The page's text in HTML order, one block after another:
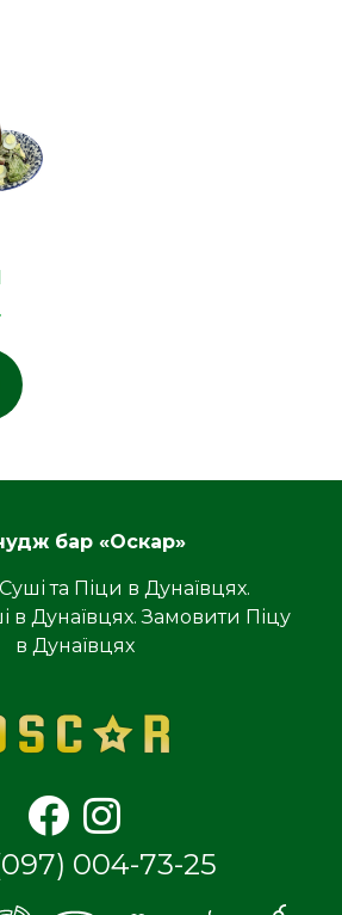
бар «Оскар»
та Піци в Дунаївцях.
в Дунаївцях. Замовити Піцу
в Дунаївцях
004-73-25